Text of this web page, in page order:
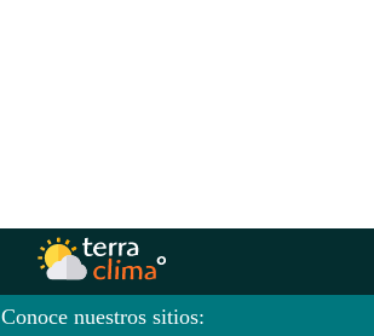
Conoce nuestros sitios: